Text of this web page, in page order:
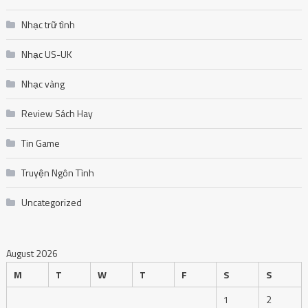
Nhạc trữ tình
Nhạc US-UK
Nhạc vàng
Review Sách Hay
Tin Game
Truyện Ngôn Tình
Uncategorized
August 2026
M
T W T F S
S
1
2